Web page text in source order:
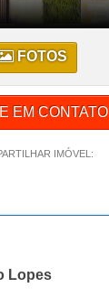
FOTOS
EM CONTATO
IMÓVEL:
Lopes